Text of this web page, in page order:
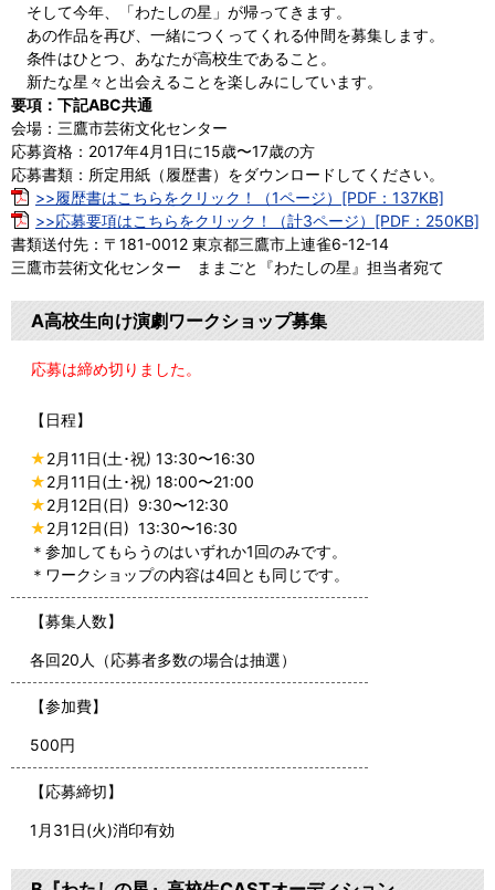
そして今年、「わたしの星」が帰ってきます。
あの作品を再び、一緒につくってくれる仲間を募集します。
条件はひとつ、あなたが高校生であること。
新たな星々と出会えることを楽しみにしています。
要項：下記ABC共通
会場：三鷹市芸術文化センター
応募資格：2017年4月1日に15歳〜17歳の方
応募書類：所定用紙（履歴書）をダウンロードしてください。
>>履歴書はこちらをクリック！（1ページ）[PDF：137KB]
>>応募要項はこちらをクリック！（計3ページ）[PDF：250KB]
書類送付先：〒181-0012 東京都三鷹市上連雀6-12-14
三鷹市芸術文化センター ままごと『わたしの星』担当者宛て
A高校生向け演劇ワークショップ募集
応募は締め切りました。
【日程】
★2月11日(土･祝) 13:30〜16:30
★2月11日(土･祝) 18:00〜21:00
★2月12日(日) 9:30〜12:30
★2月12日(日) 13:30〜16:30
＊参加してもらうのはいずれか1回のみです。
＊ワークショップの内容は4回とも同じです。
【募集人数】
各回20人（応募者多数の場合は抽選）
【参加費】
500円
【応募締切】
1月31日(火)消印有効